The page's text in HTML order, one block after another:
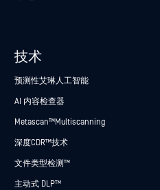
技术
预测性艾琳人工智能
AI 内容检查器
Metascan™ Multiscanning
深度CDR™技术
文件类型检测™
主动式 DLP™